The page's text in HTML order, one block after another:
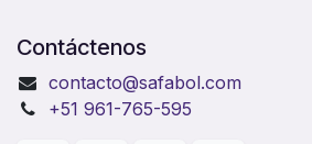
Contáctenos
contacto@safabol.com
+51 961-765-595